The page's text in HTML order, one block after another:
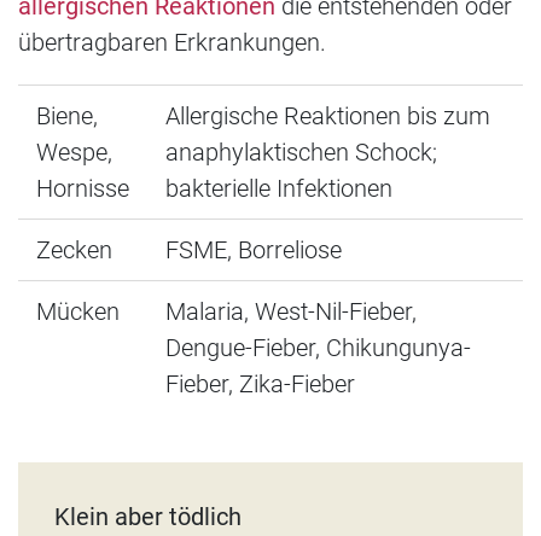
übertragbaren Erkrankungen.
Biene,
Wespe,
Hornisse
Allergische Reaktionen bis zum
anaphylaktischen Schock;
bakterielle Infektionen
Zecken FSME, Borreliose
Mücken
Malaria, West-Nil-Fieber,
Dengue-Fieber, Chikungunya-
Fieber, Zika-Fieber
Klein aber tödlich